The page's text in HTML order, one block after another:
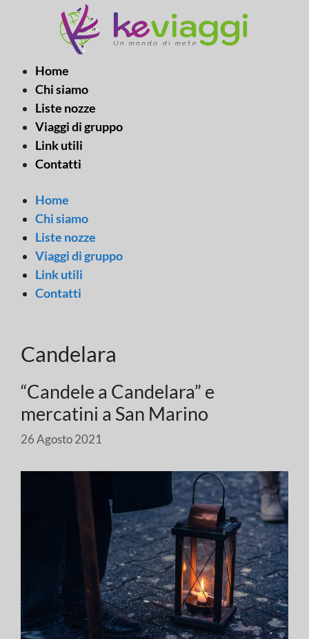
Home
Chi siamo
Liste nozze
Viaggi di gruppo
Link utili
Contatti
Home
Chi siamo
Liste nozze
Viaggi di gruppo
Link utili
Contatti
Candelara
“Candele a Candelara” e
mercatini a San Marino
26 Agosto 2021